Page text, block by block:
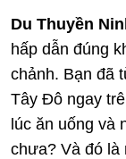
Du Thuyền
hấp dẫn đúng
chảnh. Bạn đã
Tây Đô ngay
lúc ăn uống và
chưa? Và đó là